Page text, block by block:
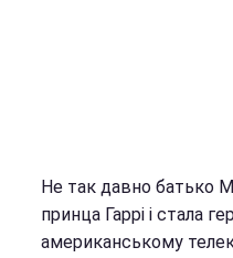
Не так давно батько
принца Гаррі і стала
американському